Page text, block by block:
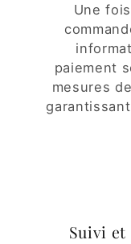
Une
paiement
mesures
Suivi et